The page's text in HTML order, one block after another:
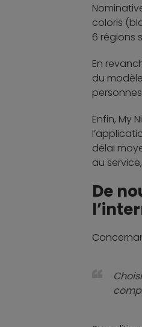
coloris
6 régions
En
du
Enfin, My
délai
au
De